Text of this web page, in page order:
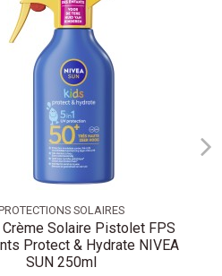
SOLAIRES
Crème Solaire Pistolet FPS
Protect & Hydrate NIVEA
SUN 250ml